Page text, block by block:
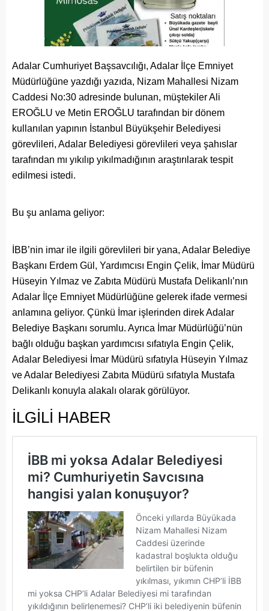
Adalar Cumhuriyet Başsavcılığı, Adalar İlçe Emniyet
Müdürlüğüne yazdığı yazıda, Nizam Mahallesi Nizam
Caddesi No:30 adresinde bulunan, müştekiler Ali
EROĞLU ve Metin EROĞLU tarafından bir dönem
kullanılan yapının İstanbul Büyükşehir Belediyesi
görevlileri, Adalar Belediyesi görevlileri veya şahıslar
tarafından mı yıkılıp yıkılmadığının araştırılarak tespit
edilmesi istedi.
Bu şu anlama geliyor:
İBB’nin imar ile ilgili görevlileri bir yana, Adalar Belediye
Başkanı Erdem Gül, Yardımcısı Engin Çelik, İmar Müdürü
Hüseyin Yılmaz ve Zabıta Müdürü Mustafa Delikanlı’nın
Adalar İlçe Emniyet Müdürlüğüne gelerek ifade vermesi
anlamına geliyor. Çünkü İmar işlerinden direk Adalar
Belediye Başkanı sorumlu. Ayrıca İmar Müdürlüğü’nün
bağlı olduğu başkan yardımcısı sıfatıyla Engin Çelik,
Adalar Belediyesi İmar Müdürü sıfatıyla Hüseyin Yılmaz
ve Adalar Belediyesi Zabıta Müdürü sıfatıyla Mustafa
Delikanlı konuyla alakalı olarak görülüyor.
İLGİLİ HABER